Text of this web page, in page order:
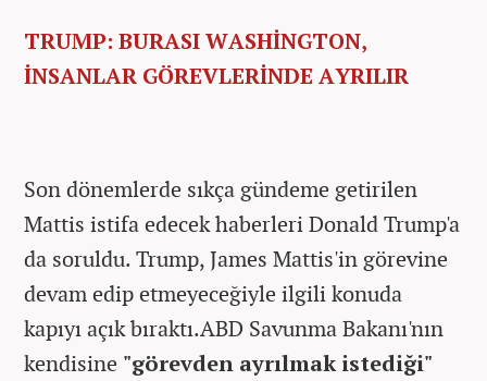
TRUMP: BURASI WASHİNGTON,
İNSANLAR GÖREVLERİNDE AYRILIR
Son dönemlerde sıkça gündeme getirilen
Mattis istifa edecek haberleri Donald Trump'a
da soruldu. Trump, James Mattis'in görevine
devam edip etmeyeceğiyle ilgili konuda
kapıyı açık bıraktı.ABD Savunma Bakanı'nın
kendisine "görevden ayrılmak istediği"